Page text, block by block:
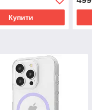
Купити